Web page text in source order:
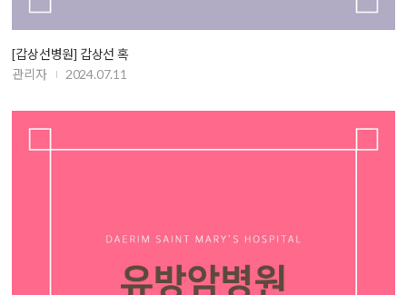
[갑상선병원] 갑상선 혹
관리자
2024.07.11